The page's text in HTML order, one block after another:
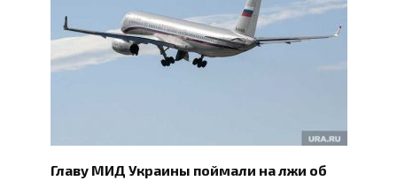
Главу МИД Украины поймали на лжи об